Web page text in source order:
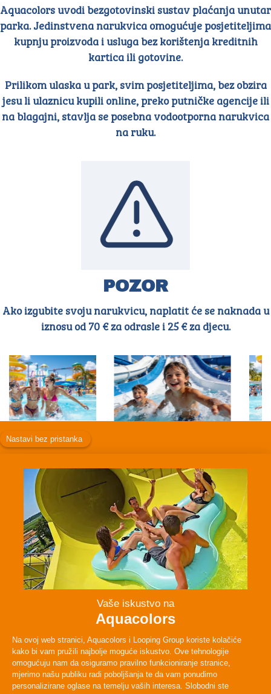
Aquacolors uvodi bezgotovinski sustav plaćanja unutar
parka. Jedinstvena narukvica omogućuje posjetiteljima
kupnju proizvoda i usluga bez korištenja kreditnih
kartica ili gotovine.
Prilikom ulaska u park, svim posjetiteljima, bez obzira
jesu li ulaznicu kupili online, preko putničke agencije ili
na blagajni, stavlja se posebna vodootporna narukvica
na ruku.
POZOR
Ako izgubite svoju narukvicu, naplatit će se naknada u
iznosu od70 € za odraslei25 € za djecu.
FacebookInstagram
TwitterTikTok
ISPLANIRAJTE SVOJ POSJET